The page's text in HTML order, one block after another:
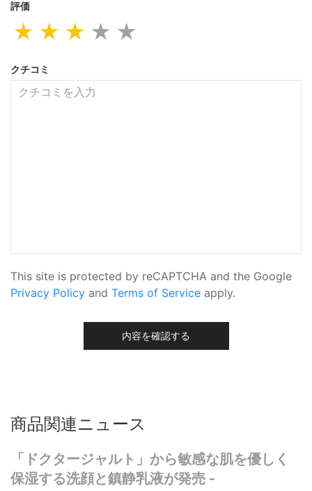
評価
★
★
★
★
★
クチコミ
This site is protected by reCAPTCHA and the Google
Privacy Policy and Terms of Service apply.
内容を確認する
商品関連ニュース
「ドクタージャルト」から敏感な肌を優しく
保湿する洗顔と鎮静乳液が発売 -